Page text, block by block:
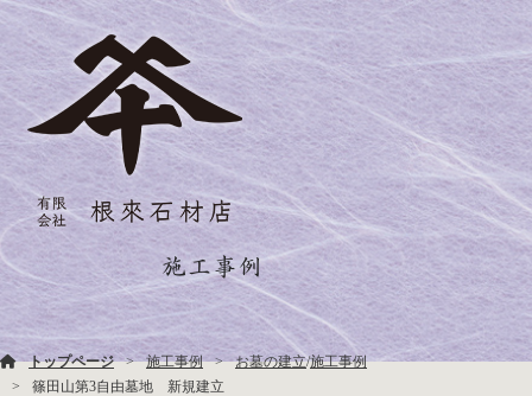
施工事例
トップページ 施工事例 お墓の建立/施工事例
篠田山第3自由墓地 新規建立